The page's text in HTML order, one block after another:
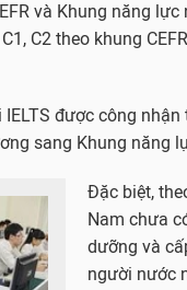
và Khung năng
C2 theo khung
được công
sang Khung năng
Đặc biệt,
Nam chưa
dưỡng và
người nước